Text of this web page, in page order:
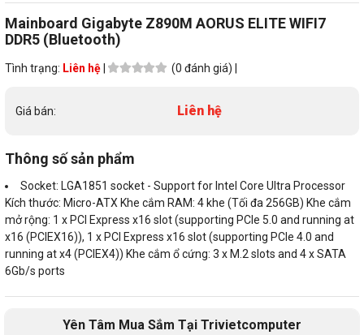
Mainboard Gigabyte Z890M AORUS ELITE WIFI7
DDR5 (Bluetooth)
Tình trạng: Liên hệ (0 đánh giá) |
Giá bán: Liên hệ
Thông số sản phẩm
Socket: LGA1851 socket - Support for Intel Core Ultra Processor
Kích thước: Micro-ATX Khe cắm RAM: 4 khe (Tối đa 256GB) Khe cắm
mở rộng: 1 x PCI Express x16 slot (supporting PCIe 5.0 and running at
x16 (PCIEX16)), 1 x PCI Express x16 slot (supporting PCIe 4.0 and
running at x4 (PCIEX4)) Khe cắm ổ cứng: 3 x M.2 slots and 4 x SATA
6Gb/s ports
Yên Tâm Mua Sắm Tại Trivietcomputer